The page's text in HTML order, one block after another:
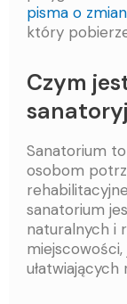
pisma o
który
Czym
Sanatorium
osobom
sanatorium
naturalnych i